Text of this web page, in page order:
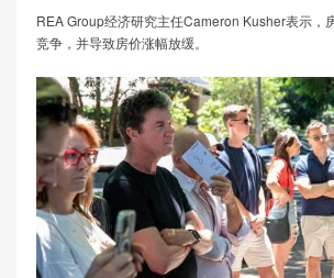
REA Group经济研究主任Cameron Kusher表示，
竞争，并导致房价涨幅放缓。